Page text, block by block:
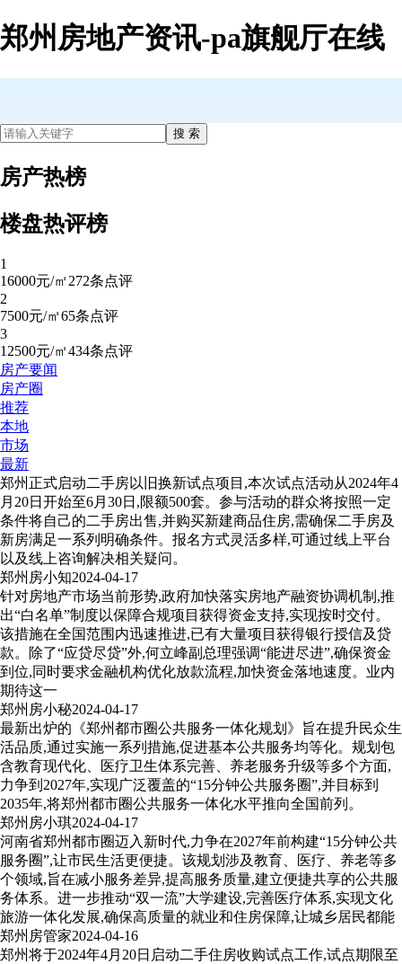
郑州房地产资讯-pa旗舰厅在线
房产热榜
楼盘热评榜
1
16000元/㎡272条点评
2
7500元/㎡65条点评
3
12500元/㎡434条点评
房产要闻
房产圈
推荐
本地
市场
最新
郑州正式启动二手房以旧换新试点项目,本次试点活动从2024年4
月20日开始至6月30日,限额500套。参与活动的群众将按照一定
条件将自己的二手房出售,并购买新建商品住房,需确保二手房及
新房满足一系列明确条件。报名方式灵活多样,可通过线上平台
以及线上咨询解决相关疑问。
郑州房小知2024-04-17
针对房地产市场当前形势,政府加快落实房地产融资协调机制,推
出“白名单”制度以保障合规项目获得资金支持,实现按时交付。
该措施在全国范围内迅速推进,已有大量项目获得银行授信及贷
款。除了“应贷尽贷”外,何立峰副总理强调“能进尽进”,确保资金
到位,同时要求金融机构优化放款流程,加快资金落地速度。业内
期待这一
郑州房小秘2024-04-17
最新出炉的《郑州都市圈公共服务一体化规划》旨在提升民众生
活品质,通过实施一系列措施,促进基本公共服务均等化。规划包
含教育现代化、医疗卫生体系完善、养老服务升级等多个方面,
力争到2027年,实现广泛覆盖的“15分钟公共服务圈”,并目标到
2035年,将郑州都市圈公共服务一体化水平推向全国前列。
郑州房小琪2024-04-17
河南省郑州都市圈迈入新时代,力争在2027年前构建“15分钟公共
服务圈”,让市民生活更便捷。该规划涉及教育、医疗、养老等多
个领域,旨在减小服务差异,提高服务质量,建立便捷共享的公共服
务体系。进一步推动“双一流”大学建设,完善医疗体系,实现文化
旅游一体化发展,确保高质量的就业和住房保障,让城乡居民都能
郑州房管家2024-04-16
郑州将于2024年4月20日启动二手住房收购试点工作,试点期限至